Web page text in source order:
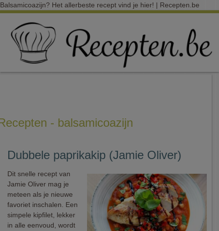
Balsamicoazijn? Het allerbeste recept vind je hier! | Recepten.be
- balsamicoazijn
Dubbele paprikakip (Jamie Oliver)
Dit snelle recept van
Jamie Oliver mag je
meteen als je nieuwe
favoriet inschalen. Een
simpele kipfilet, lekker
in alle eenvoud, wordt